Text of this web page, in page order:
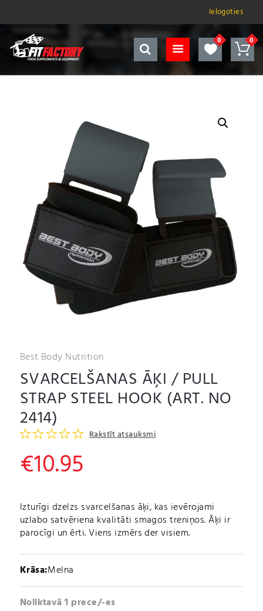
Ielogoties
Best Body Nutrition
SVARCELŠANAS ĀĶI / PULL
STRAP STEEL HOOK (ART. NO
2414)
Rakstīt atsauksmi
€10.95
Izturīgi dzelzs svarcelšanas āķi, kas ievērojami
uzlabo satvēriena kvalitāti smagos treniņos. Āķi ir
parocīgi un ērti. Viens izmērs der visiem.
Krāsa:Melna
Noliktavā 1 prece/-es